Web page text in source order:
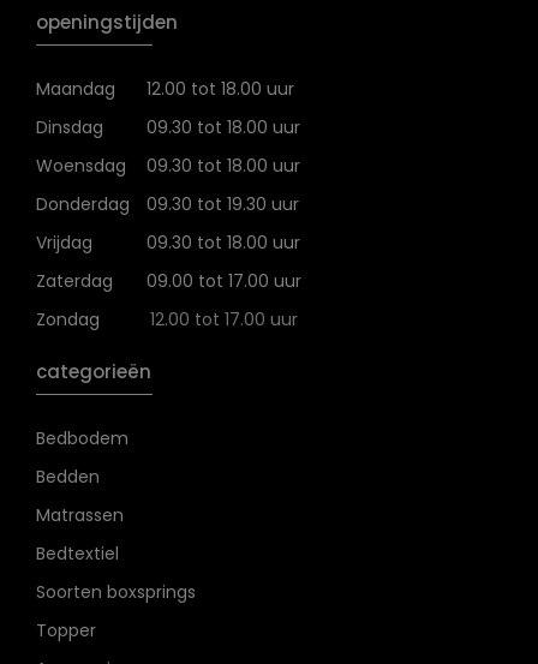
openingstijden
Maandag
12.00 tot 18.00 uur
Dinsdag
09.30 tot 18.00 uur
Woensdag
09.30 tot 18.00 uur
Donderdag
09.30 tot 19.30 uur
Vrijdag
09.30 tot 18.00 uur
Zaterdag
09.00 tot 17.00 uur
Zondag
12.00 tot 17.00 uur
categorieën
Bedbodem
Bedden
Matrassen
Bedtextiel
Soorten boxsprings
Topper